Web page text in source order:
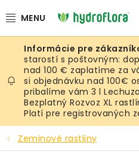
na
RASTLINY
UMELÉ RASTLINY
KVETINÁČE
SUBSTRÁTY A PRÍSLUŠENSTVO
starostí s poštovným:
nad 100 € zaplatíme za
si objednávku nad 100€
pribalíme vám 3 l Lechuza
Bezplatný Rozvoz XL
Platí pre registrovaných
Zeminové rastliny